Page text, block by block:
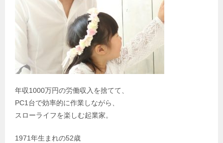
年収1000万円の労働収入を捨てて、
PC1台で効率的に作業しながら、
スローライフを楽しむ起業家。
1971年生まれの52歳